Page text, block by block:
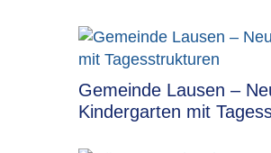
Gemeinde Lausen –
Kindergarten mit